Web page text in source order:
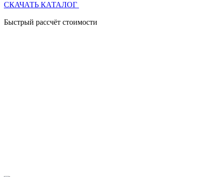
СКАЧАТЬ КАТАЛОГ
Быстрый рассчёт стоимости